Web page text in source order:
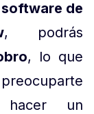
software de
, podrás
, lo que
un